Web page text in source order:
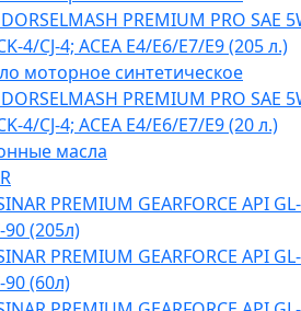
PREMIUM PRO SAE
4/CJ-4; ACEA E4/Е6/E7/E9 (205 л.)
моторное синтетическое
PREMIUM PRO SAE
4/CJ-4; ACEA E4/Е6/E7/E9 (20 л.)
масла
PREMIUM GEARFORCE API
90 (205л)
PREMIUM GEARFORCE API
90 (60л)